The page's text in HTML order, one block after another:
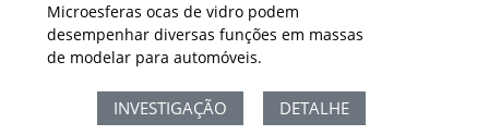
Microesferas ocas de vidro podem
desempenhar diversas funções em massas
de modelar para automóveis.
INVESTIGAÇÃO DETALHE